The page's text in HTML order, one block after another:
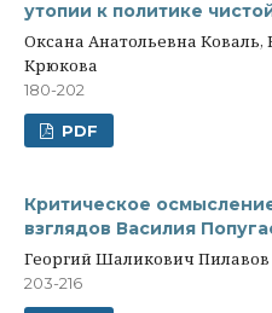
утопии к политике
Оксана Анатольевна Коваль,
Крюкова
180-202
PDF
Критическое
взглядов Василия
Георгий Шаликович Пилавов
203-216